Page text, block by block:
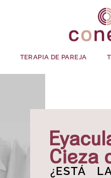
TERAPIA DE PAREJA
Cieza
¿ESTÁ